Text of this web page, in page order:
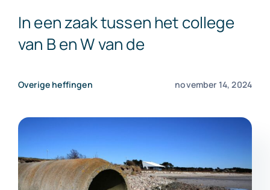
In een zaak tussen het college
van B en W van de
Overige heffingen november 14, 2024